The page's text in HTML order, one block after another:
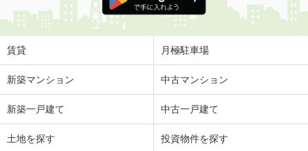
賃貸 月極駐車場
新築マンション 中古マンション
新築一戸建て 中古一戸建て
土地を探す 投資物件を探す